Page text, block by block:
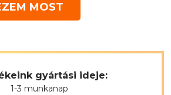
MOST
gyártási ideje:
1-3 munkanap